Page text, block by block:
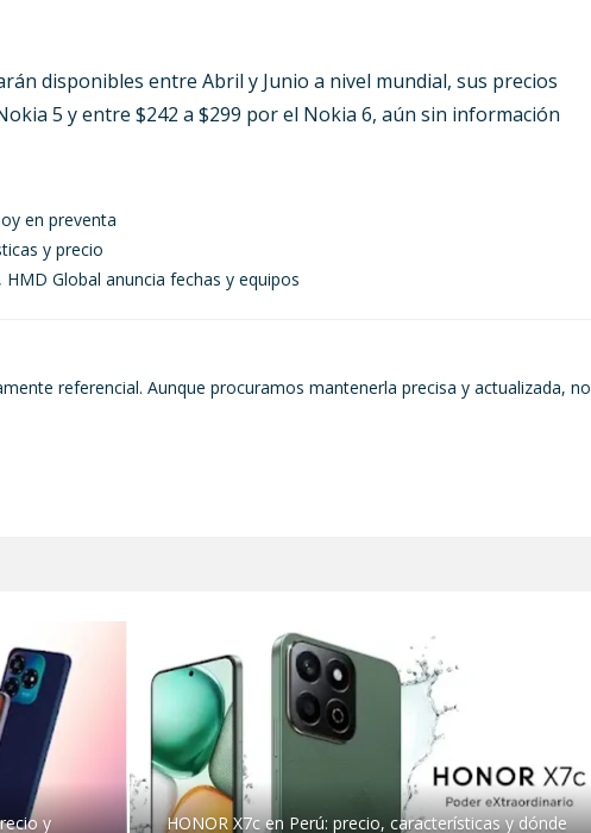
disponibles entre Abril y Junio a nivel mundial, sus precios
5 y entre $242 a $299 por el Nokia 6, aún sin información
en preventa
y precio
Global anuncia fechas y equipos
referencial. Aunque procuramos mantenerla precisa y actualizada, no
y HONOR X7c en Perú: precio, características y dónde